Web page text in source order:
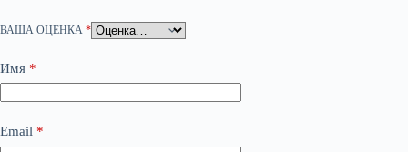
ВАША ОЦЕНКА *
Имя *
Email *